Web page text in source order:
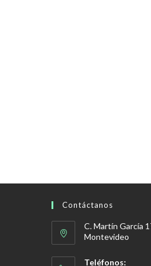
Contáctanos
C. Martín García
Montevideo
Teléfonos: